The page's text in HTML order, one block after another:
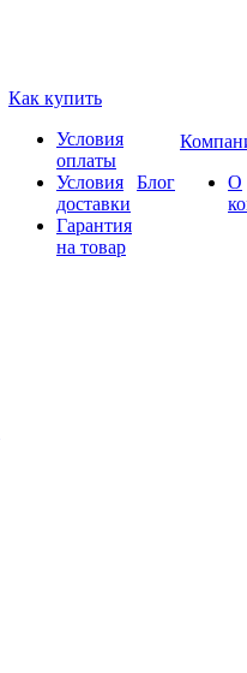
Как купить
Условия
оплаты
Условия
доставки
Гарантия
на товар
Блог
О